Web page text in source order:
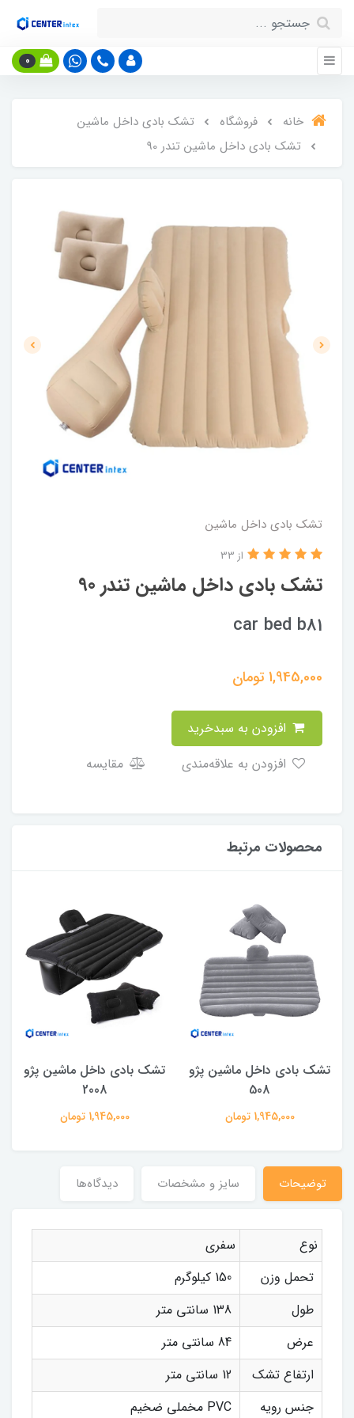
0
خانه فروشگاه
تشک بادی داخل ماشین
تشک بادی داخل ماشین تندر 90
تشک بادی داخل ماشین
تشک بادی داخل ماشین تندر 90
از 33
car bed b81
1,945,000تومان
مقایسه
محصولات مرتبط
تشک بادی داخل ماشین پژو
508
1,945,000 تومان
تشک بادی داخل ماشین پژو
2008
1,945,000 تومان
توضیحات سایز و مشخصات دیدگاه‌ها
نوع
سفری
تحمل وزن
طول
عرض
ارتفاع تشک
جنس رویه